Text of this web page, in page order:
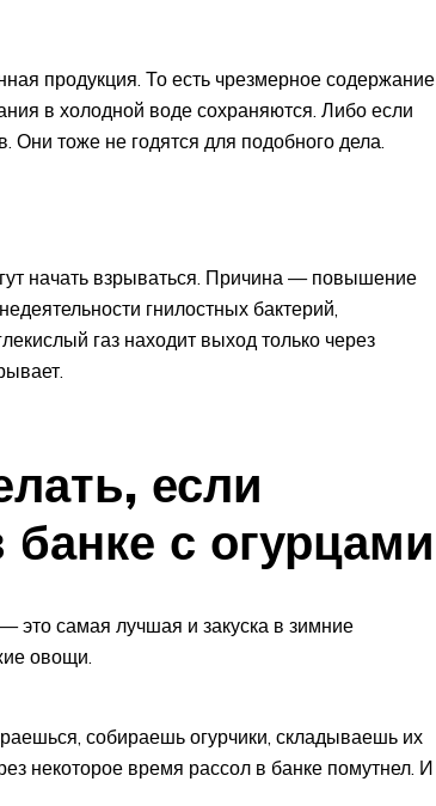
продукция. То есть чрезмерное содержание
в холодной воде сохраняются. Либо если
Они тоже не годятся для подобного дела.
начать взрываться. Причина — повышение
гнилостных бактерий,
газ находит выход только через
если
с огурцами
самая лучшая и закуска в зимние
овощи.
собираешь огурчики, складываешь их
некоторое время рассол в банке помутнел. И